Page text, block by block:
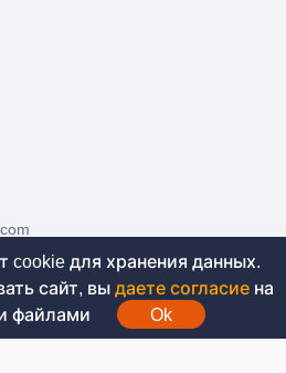
18 лет. На сайте не
средства, вся
cookie для хранения данных.
сайт, вы даете согласие на
файлами
Ok